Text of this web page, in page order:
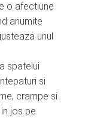
o afectiune
anumite
unul
spatelui
si
crampe si
jos pe